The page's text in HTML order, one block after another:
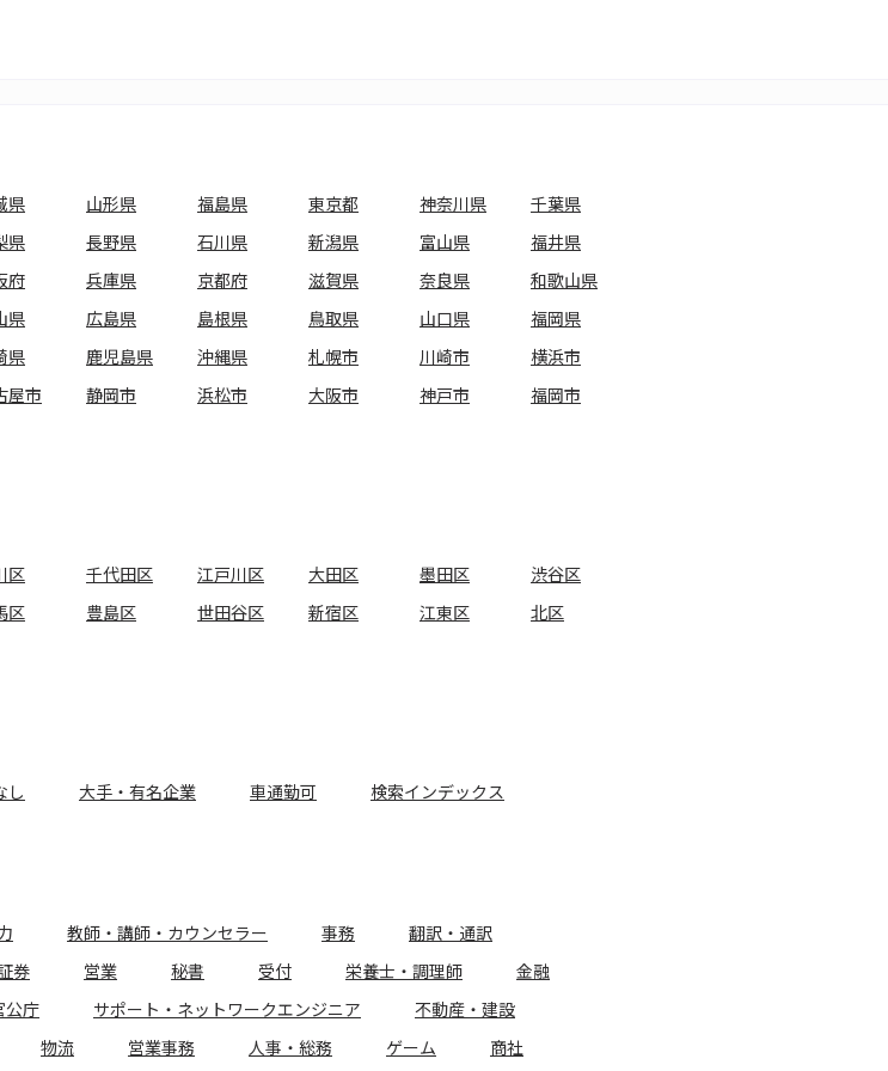
県 山形県 福島県 東京都 神奈川県
千葉県
県 長野県 石川県 新潟県 富山県
福井県
府 兵庫県 京都府 滋賀県 奈良県
和歌山県
県 広島県 島根県 鳥取県 山口県
福岡県
県 鹿児島県 沖縄県 札幌市 川崎市
横浜市
屋市 静岡市 浜松市 大阪市 神戸市
福岡市
区 千代田区 江戸川区 大田区 墨田区
渋谷区
区 豊島区 世田谷区 新宿区 江東区
北区
し 大手・有名企業 車通勤可 検索インデックス
教師・講師・カウンセラー 事務
翻訳・通訳
券 営業 秘書 受付 栄養士・調理師
金融
公庁 サポート・ネットワークエンジニア
不動産・建設
物流 営業事務 人事・総務 ゲーム 商社